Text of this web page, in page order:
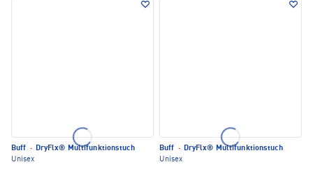
Buff · DryFlx® Multifunktionstuch
Unisex
Buff · DryFlx® Multifunktionstuch
Unisex